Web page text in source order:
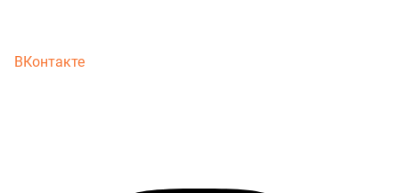
ВКонтакте